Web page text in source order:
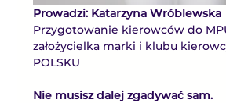
Prowadzi: Katarzyna Wróblewska
Przygotowanie kierowców do
założycielka marki i klubu
POLSKU
Nie musisz dalej zgadywać sam.